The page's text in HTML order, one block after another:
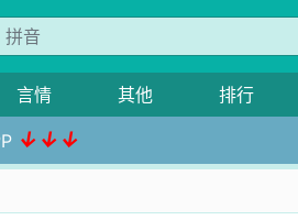
言情 其他 排行
↓↓↓